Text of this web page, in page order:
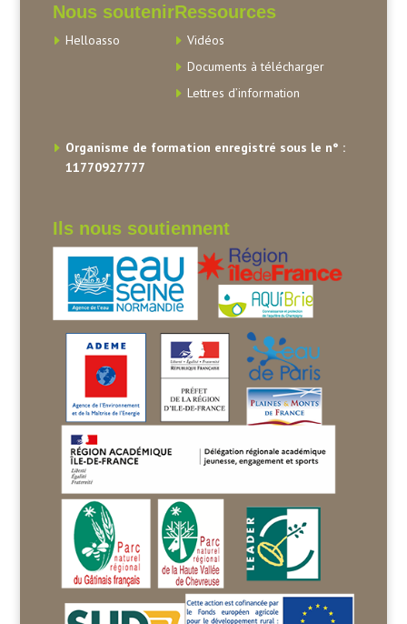
Nous soutenir
Helloasso
Ressources
Vidéos
Documents à télécharger
Lettres d’information
Organisme de formation enregistré sous le n° :
11770927777
Ils nous soutiennent